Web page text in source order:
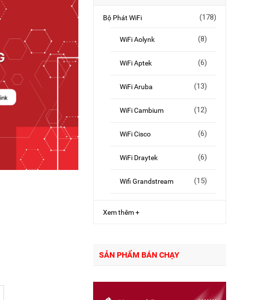
Bộ Phát WiFi (178)
WiFi Aolynk (8)
WiFi Aptek (6)
WiFi Aruba (13)
WiFi Cambium (12)
WiFi Cisco (6)
WiFi Draytek (6)
Wifi Grandstream (15)
Xem thêm +
SẢN PHẨM BÁN CHẠY